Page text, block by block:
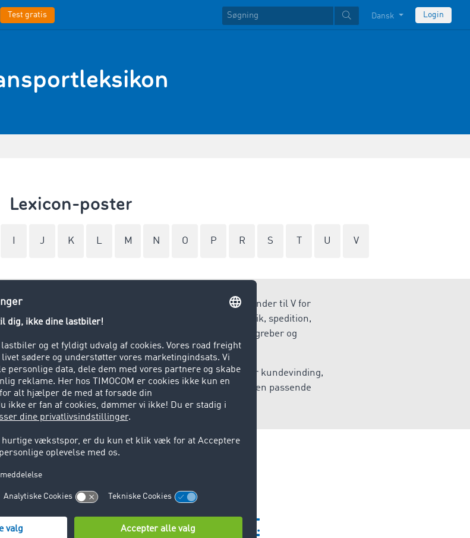
Test gratis Dansk Login
Lexicon-poster
J K L M N O P R S U V
findes der mange forskellige fagbegreber: fra A for afsender til V for
leverer forklaringer på nøglebegreber inden for logistik, spedition,
Her finder du korte og enkle forklaringer på vigtige begreber og
baggrundsviden.
transport- og logistikprocesser. Uanset om det gælder kundevinding,
i
TIMOCOM Markedspladsen
finder du altid den passende
dine behov og dit aktuelle digitaliserings niveau.